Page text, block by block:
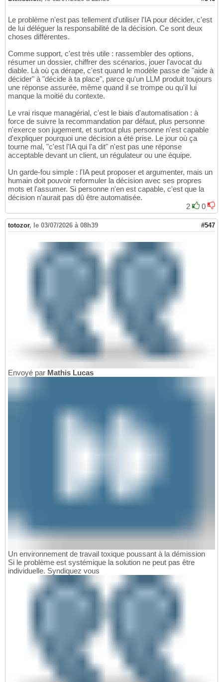
Le problème n'est pas tellement d'utiliser l'IA pour décider, c'est
de lui déléguer la responsabilité de la décision. Ce sont deux
choses différentes.
Comme support, c'est très utile : rassembler des options,
résumer un dossier, chiffrer des scénarios, jouer l'avocat du
diable. Là où ça dérape, c'est quand le modèle passe de "aide à
décider" à "décide à ta place", parce qu'un LLM produit toujours
une réponse assurée, même quand il se trompe ou qu'il lui
manque la moitié du contexte.
Le vrai risque managérial, c'est le biais d'automatisation : à
force de suivre la recommandation par défaut, plus personne
n'exerce son jugement, et surtout plus personne n'est capable
d'expliquer pourquoi une décision a été prise. Le jour où ça
tourne mal, "c'est l'IA qui l'a dit" n'est pas une réponse
acceptable devant un client, un régulateur ou une équipe.
Un garde-fou simple : l'IA peut proposer et argumenter, mais un
humain doit pouvoir reformuler la décision avec ses propres
mots et l'assumer. Si personne n'en est capable, c'est que la
décision n'aurait pas dû être automatisée.
2
0
totozor, le 03/07/2026 à 08h39 #547
Envoyé par Mathis Lucas
Un environnement de travail toxique poussant à la démission
Si le problème est systémique la solution ne peut pas être
individuelle. Syndiquez vous